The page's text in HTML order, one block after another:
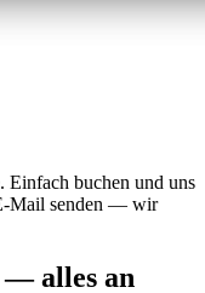
Einfach buchen und uns
Mail senden — wir
— alles an